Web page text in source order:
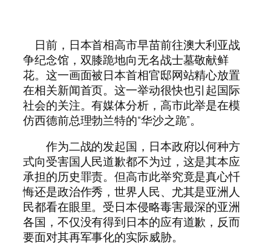
日前，日本首相高市早苗前往澳大利亚战
争纪念馆，双膝跪地向无名战士墓敬献鲜
花。这一画面被日本首相官邸网站精心放置
在相关新闻首页。这一举动很快也引起国际
社会的关注。有媒体分析，高市此举是在模
仿西德前总理勃兰特的“华沙之跪”。
作为二战的发起国，日本政府以何种方
式向受害国人民道歉都不为过，这是其本应
承担的历史罪责。但高市此举究竟是真心忏
悔还是政治作秀，世界人民、尤其是亚洲人
民都看在眼里。受日本侵略毒害最深的亚洲
各国，不仅没有得到日本的应有道歉，反而
要面对其再军事化的实际威胁。